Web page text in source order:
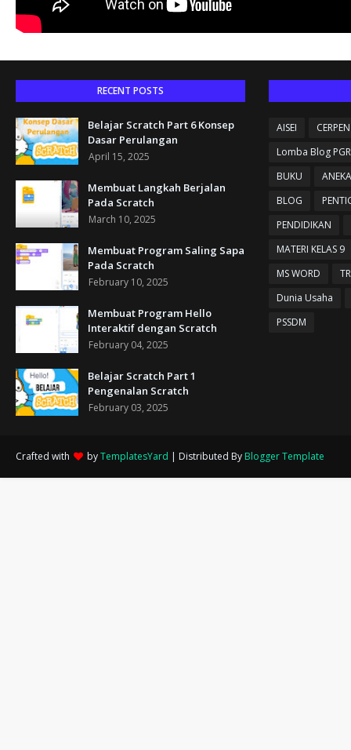
RECENT POSTS
Belajar Scratch Part 6 Konsep
Dasar Perulangan
April 15, 2025
Membuat Langkah Berjalan
Pada Scratch
March 10, 2025
Membuat Program Saling Sapa
Pada Scratch
February 10, 2025
Membuat Program Hello
Interaktif dengan Scratch
February 04, 2025
Belajar Scratch Part 1
Pengenalan Scratch
February 03, 2025
AISEI
CERPEN
Lomba Blog
BUKU
BLOG
PENDIDIKAN
MATERI KELAS 9
MS WORD
Dunia Usaha
PSSDM
Crafted with byTemplatesYard | Distributed By Blogger Template